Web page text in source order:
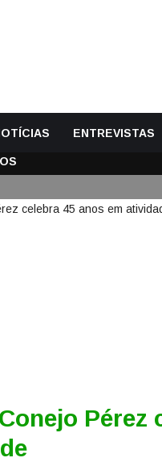
ENTREVISTAS
Pérez